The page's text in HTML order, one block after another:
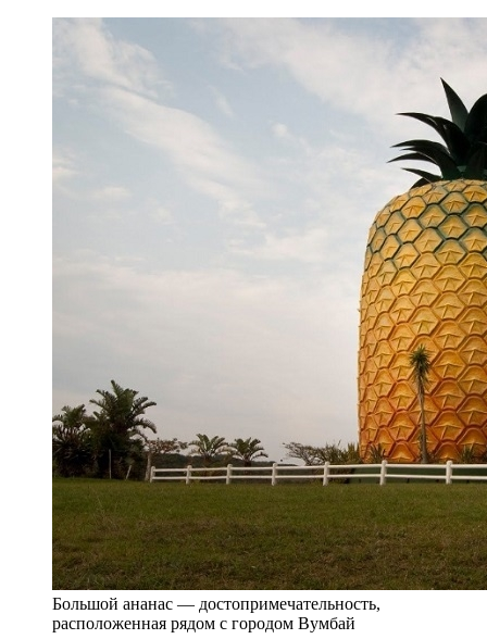
Большой ананас — достопримечательность,
расположенная рядом с городом Вумбай